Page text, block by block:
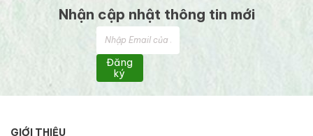
Nhận cập nhật thông tin mới
Đăng
ký
GIỚI THIỆU